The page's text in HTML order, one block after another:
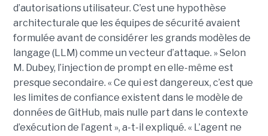
d’autorisations utilisateur. C’est une hypothèse
architecturale que les équipes de sécurité avaient
formulée avant de considérer les grands modèles de
langage (LLM) comme un vecteur d’attaque. » Selon
M. Dubey, l’injection de prompt en elle-même est
presque secondaire. « Ce qui est dangereux, c’est que
les limites de confiance existent dans le modèle de
données de GitHub, mais nulle part dans le contexte
d’exécution de l’agent », a-t-il expliqué. « L’agent ne